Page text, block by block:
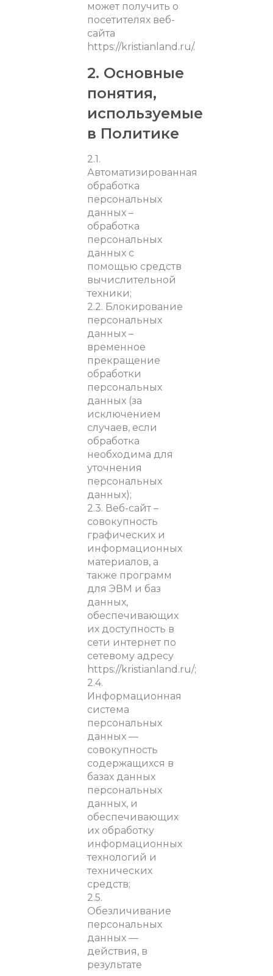
может получить о
посетителях веб-
сайта
https://kristianland.ru/.
2. Основные
понятия,
используемые
в Политике
2.1.
Автоматизированная
обработка
персональных
данных –
обработка
персональных
данных с
помощью средств
вычислительной
техники;
2.2. Блокирование
персональных
данных –
временное
прекращение
обработки
персональных
данных (за
исключением
случаев, если
обработка
необходима для
уточнения
персональных
данных);
2.3. Веб-сайт –
совокупность
графических и
информационных
материалов, а
также программ
для ЭВМ и баз
данных,
обеспечивающих
их доступность в
сети интернет по
сетевому адресу
https://kristianland.ru/;
2.4.
Информационная
система
персональных
данных —
совокупность
содержащихся в
базах данных
персональных
данных, и
обеспечивающих
их обработку
информационных
технологий и
технических
средств;
2.5.
Обезличивание
персональных
данных —
действия, в
результате